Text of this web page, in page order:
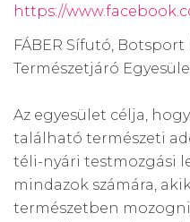
https://
FÁBER Sífutó,
Természetjáró
Az egyesület célja,
található természeti
téli-nyári testmozgási
mindazok számára,
természetben